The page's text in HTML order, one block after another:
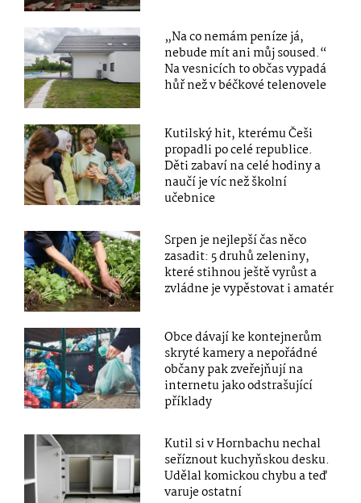
„Na co nemám peníze já,
nebude mít ani můj soused.“
Na vesnicích to občas vypadá
hůř než v béčkové telenovele
Kutilský hit, kterému Češi
propadli po celé republice.
Děti zabaví na celé hodiny a
naučí je víc než školní
učebnice
Srpen je nejlepší čas něco
zasadit: 5 druhů zeleniny,
které stihnou ještě vyrůst a
zvládne je vypěstovat i amatér
Obce dávají ke kontejnerům
skryté kamery a nepořádné
občany pak zveřejňují na
internetu jako odstrašující
příklady
Kutil si v Hornbachu nechal
seříznout kuchyňskou desku.
Udělal komickou chybu a teď
varuje ostatní